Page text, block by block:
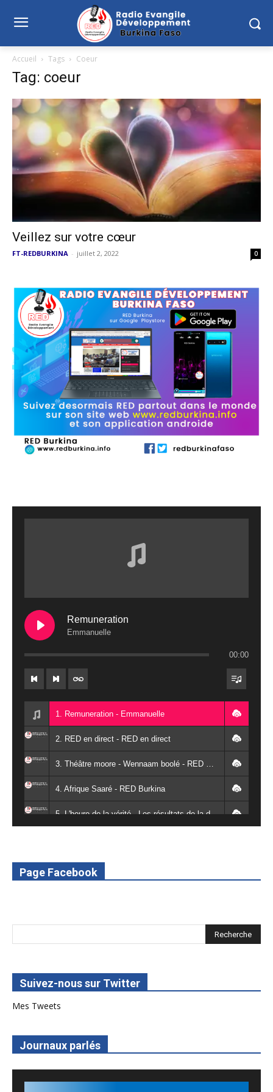
Accueil Tags Coeur
Tag: coeur
Veillez sur votre cœur
FT-REDBURKINA - juillet 2, 2022 0
Remuneration
Emmanuelle
00:00
1. Remuneration - Emmanuelle
2. RED en direct - RED en direct
4. Afrique Saaré - RED Burkina
5. L'heure de la vérité - Les résultats de la désodéissance et de l'obeissance - RED Burkina
7. SPOT 2 RED Multimédia 2022
Page Facebook
Suivez-nous sur Twitter
Mes Tweets
Journaux parlés